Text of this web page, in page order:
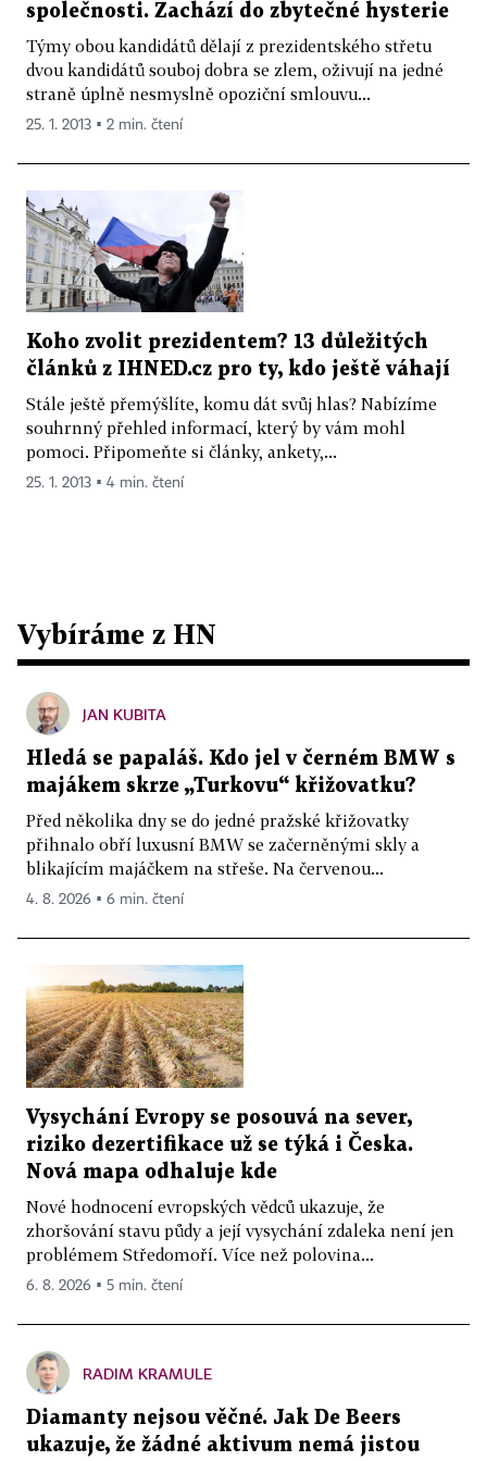
společnosti. Zachází do zbytečné hysterie
Týmy obou kandidátů dělají z prezidentského střetu
dvou kandidátů souboj dobra se zlem, oživují na jedné
straně úplně nesmyslně opoziční smlouvu...
25. 1. 2013 ▪ 2 min. čtení
Koho zvolit prezidentem? 13 důležitých
článků z IHNED.cz pro ty, kdo ještě váhají
Stále ještě přemýšlíte, komu dát svůj hlas? Nabízíme
souhrnný přehled informací, který by vám mohl
pomoci. Připomeňte si články, ankety,...
25. 1. 2013 ▪ 4 min. čtení
Vybíráme z HN
JAN KUBITA
Hledá se papaláš. Kdo jel v černém BMW s
majákem skrze „Turkovu“ křižovatku?
Před několika dny se do jedné pražské křižovatky
přihnalo obří luxusní BMW se začerněnými skly a
blikajícím majáčkem na střeše. Na červenou...
4. 8. 2026 ▪ 6 min. čtení
Vysychání Evropy se posouvá na sever,
riziko dezertifikace už se týká i Česka.
Nová mapa odhaluje kde
Nové hodnocení evropských vědců ukazuje, že
zhoršování stavu půdy a její vysychání zdaleka není jen
problémem Středomoří. Více než polovina...
6. 8. 2026 ▪ 5 min. čtení
RADIM KRAMULE
Diamanty nejsou věčné. Jak De Beers
ukazuje, že žádné aktivum nemá jistou